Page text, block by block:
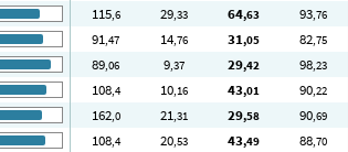
115,6 29,33 64,63 93,76
91,47 14,76 31,05 82,75
89,06 9,37 29,42 98,23
108,4 10,16 43,01 90,22
162,0 21,31 29,58 90,69
108,4 20,53 43,49 88,70